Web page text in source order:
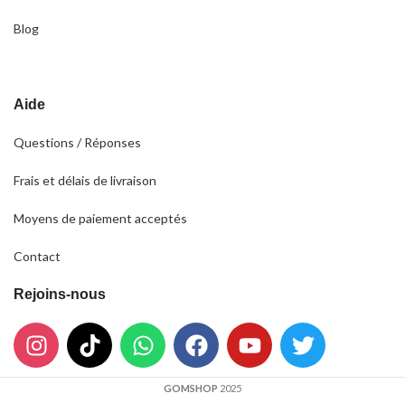
Blog
Aide
Questions / Réponses
Frais et délais de livraison
Moyens de paiement acceptés
Contact
Rejoins-nous
GOMSHOP 2025